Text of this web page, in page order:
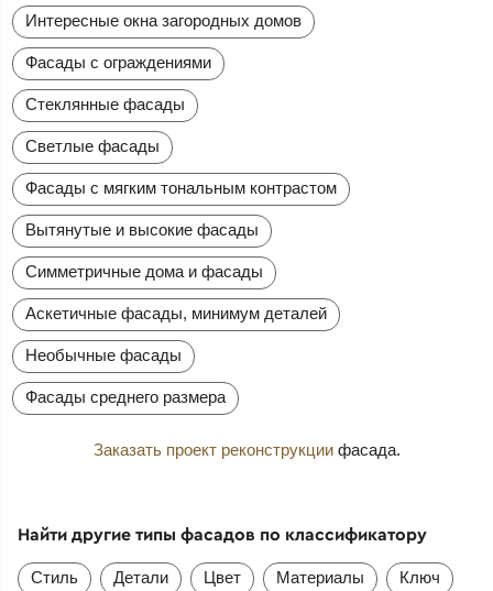
Интересные окна загородных домов
Фасады с ограждениями
Стеклянные фасады
Светлые фасады
Фасады с мягким тональным контрастом
Вытянутые и высокие фасады
Симметричные дома и фасады
Аскетичные фасады, минимум деталей
Необычные фасады
Фасады среднего размера
Заказать проект реконструкциифасада.
Найти другие типы фасадов по классификатору
Стиль Детали Цвет Материалы Ключ